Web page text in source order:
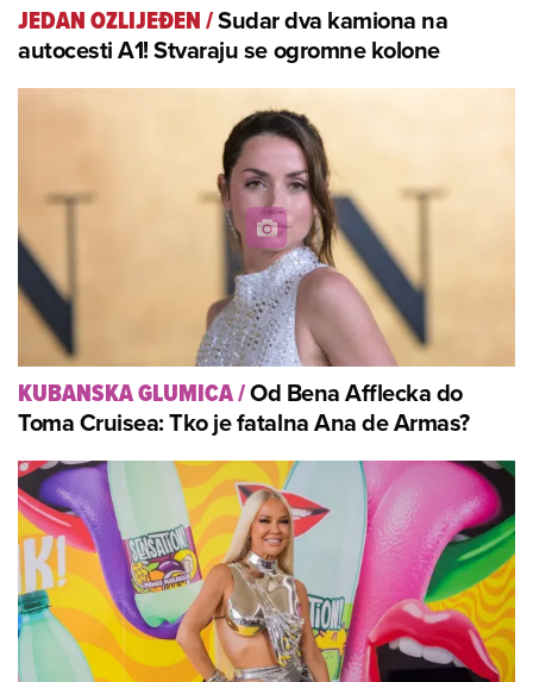
JEDAN OZLIJEĐEN/Sudar dva kamiona na
autocesti A1! Stvaraju se ogromne kolone
KUBANSKA GLUMICA/Od Bena Afflecka do
Toma Cruisea: Tko je fatalna Ana de Armas?